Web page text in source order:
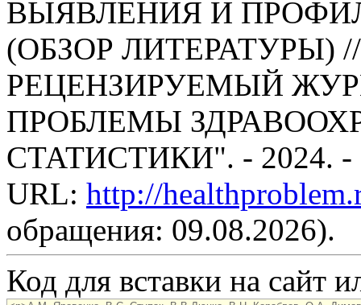
ВЫЯВЛЕНИЯ И
(ОБЗОР ЛИТЕРАТУРЫ)
РЕЦЕНЗИРУЕМЫЙ
ПРОБЛЕМЫ
СТАТИСТИКИ". - 2024.
URL: http://
обращения: 09.08.2026).
Код для вставки на сайт